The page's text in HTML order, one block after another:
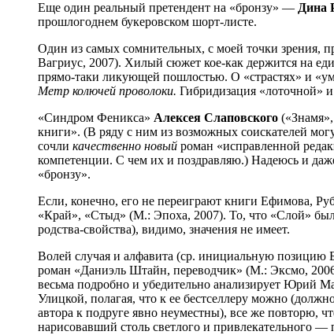
Еще один реальный претендент на «бронзу» — Дина
прошлогоднем букеровском шорт-листе.
Один из самых сомнительных, с моей точки зрения,
Вагриус, 2007). Хилый сюжет кое-как держится на
прямо-таки ликующей пошлостью. О «страстях» и
Метр колючей проволоки. Гибридизация «лоточной»
«Синдром Феникса» Алексея Слаповского
книги». (В ряду с ним из возможных соискателей
сочли качественно новый роман «исправленной
компетенции. С чем их и поздравляю.) Надеюсь и
«бронзу».
Если, конечно, его не переиграют книги Ефимова,
«Край», «Стыд» (М.: Эпоха, 2007). То, что «Слой» был
родства-свойства), видимо, значения не имеет.
Волей случая и алфавита (ср. инициальную позицию
роман «Даниэль Штайн, переводчик» (М.: Эксмо,
весьма подробно и убедительно анализирует Юрий
Улицкой, полагая, что к ее бестселлеру можно
автора к подруге явно неуместны), все же повторю,
нарисовавший столь светлого и привлекательного —